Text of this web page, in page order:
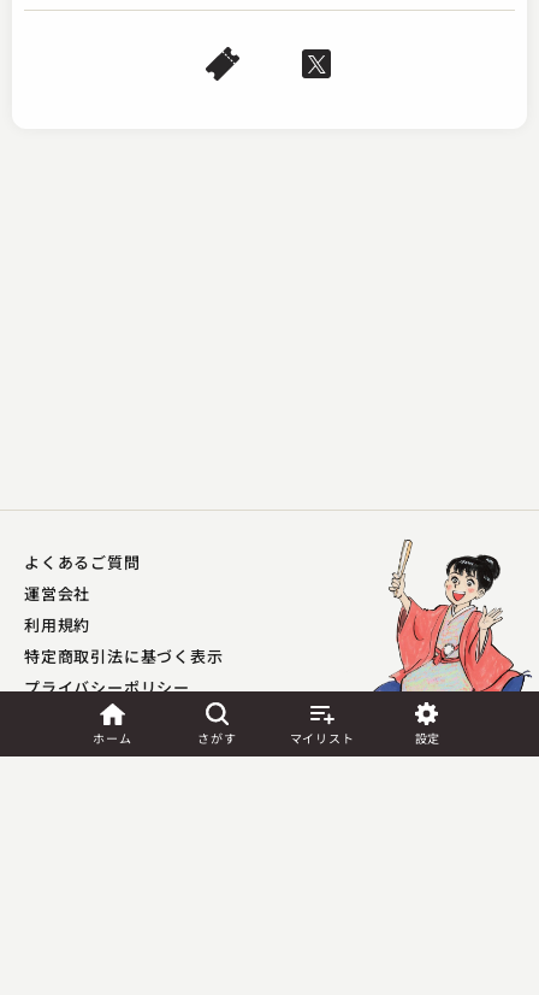
ホーム さがす マイリスト 設定
よくあるご質問
運営会社
利用規約
特定商取引法に基づく表示
プライバシーポリシー​
外部送信ポリシー